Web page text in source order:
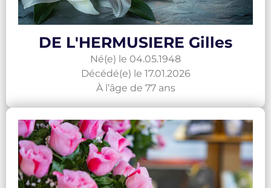
DE L'HERMUSIERE Gilles
Né(e) le 04.05.1948
Décédé(e) le 17.01.2026
À l’âge de 77 ans